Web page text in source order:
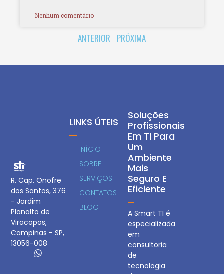
Nenhum comentário
ANTERIOR PRÓXIMA
R. Cap. Onofre
dos Santos, 376
- Jardim
Planalto de
Viracopos,
Campinas - SP,
13056-008
Soluções
Profissionais
Em TI Para
Um
Ambiente
Mais
Seguro E
Eficiente
A Smart TI é
especializada
em
consultoria
de
tecnologia
LINKS ÚTEIS
INÍCIO
SOBRE
SERVIÇOS
CONTATOS
BLOG